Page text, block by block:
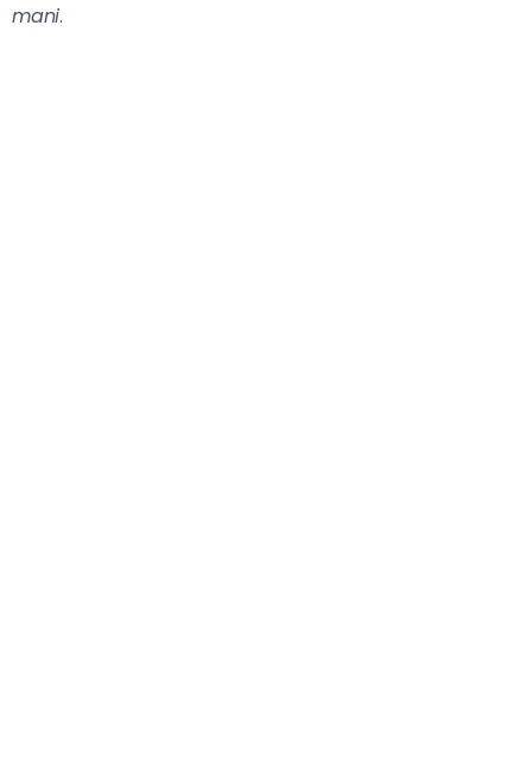
mani.